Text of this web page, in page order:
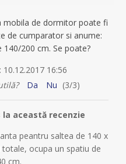
mobila de dormitor poate fi
de cumparator si anume:
200 cm. Se poate?
10.12.2017 16:56
Da Nu (3/3)
la această recenzie
peantru saltea de 140 x
ocupa un spatiu de
cm.